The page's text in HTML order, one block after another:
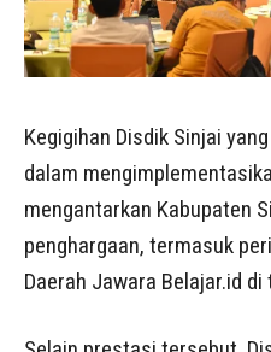
Kegigihan Disdik Sinjai
dalam
mengantarkan Kabupaten
penghargaan, termasuk
Daerah Jawara Belajar.id di